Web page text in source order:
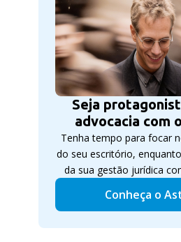
Seja
advocacia com
Tenha tempo para focar
do seu escritório,
da sua gestão jurídica
Conheça o